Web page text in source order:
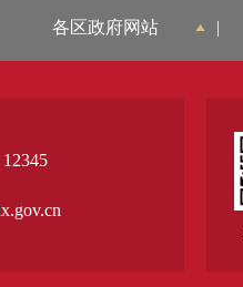
各区政府网站 |